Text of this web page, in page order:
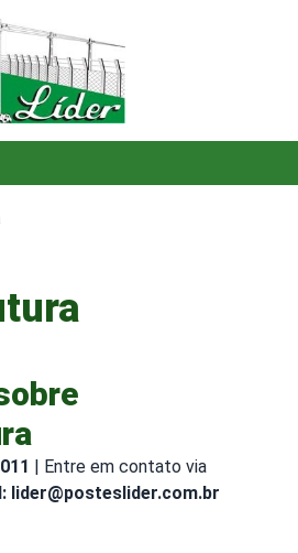
| Entre em contato via
lider@posteslider.com.br